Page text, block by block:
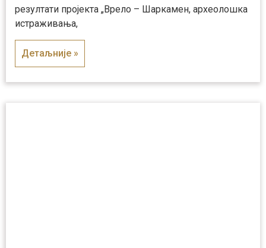
резултати пројекта „Врело – Шаркамен, археолошка
истраживања,
Детаљније »